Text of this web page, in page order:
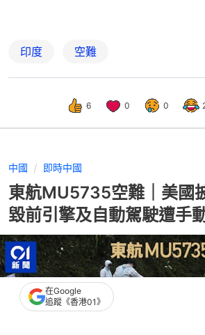
印度 空難
6 0 0
中國 即時中國
東航MU5735空難｜美國
毀前引擎及自動駕駛遭手
在Google
追蹤《香港01》